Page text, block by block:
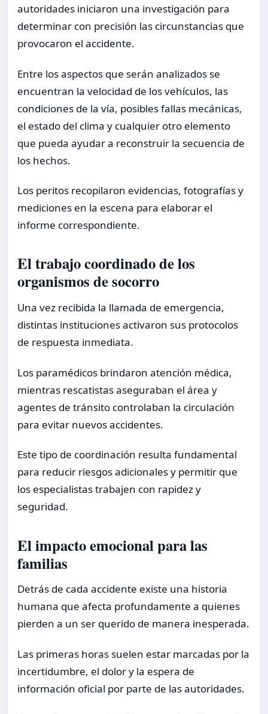
autoridades iniciaron una investigación para
determinar con precisión las circunstancias que
provocaron el accidente.
Entre los aspectos que serán analizados se
encuentran la velocidad de los vehículos, las
condiciones de la vía, posibles fallas mecánicas,
el estado del clima y cualquier otro elemento
que pueda ayudar a reconstruir la secuencia de
los hechos.
Los peritos recopilaron evidencias, fotografías y
mediciones en la escena para elaborar el
informe correspondiente.
El trabajo coordinado de los
organismos de socorro
Una vez recibida la llamada de emergencia,
distintas instituciones activaron sus protocolos
de respuesta inmediata.
Los paramédicos brindaron atención médica,
mientras rescatistas aseguraban el área y
agentes de tránsito controlaban la circulación
para evitar nuevos accidentes.
Este tipo de coordinación resulta fundamental
para reducir riesgos adicionales y permitir que
los especialistas trabajen con rapidez y
seguridad.
El impacto emocional para las
familias
Detrás de cada accidente existe una historia
humana que afecta profundamente a quienes
pierden a un ser querido de manera inesperada.
Las primeras horas suelen estar marcadas por la
incertidumbre, el dolor y la espera de
información oficial por parte de las autoridades.